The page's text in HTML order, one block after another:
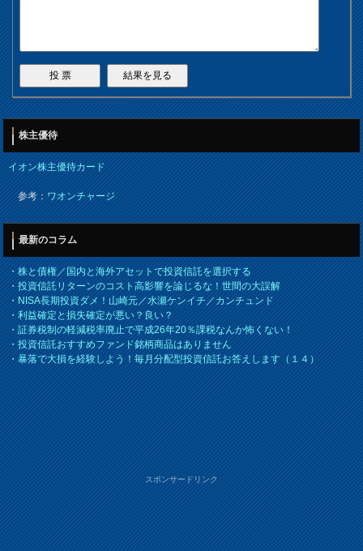
株主優待
イオン株主優待カード
参考：ワオンチャージ
最新のコラム
・株と債権／国内と海外アセットで投資信託を選択する
・投資信託リターンのコスト高影響を論じるな！世間の大誤解
・NISA長期投資ダメ！山崎元／水瀬ケンイチ／カンチュンド
・利益確定と損失確定が悪い？良い？
・証券税制の軽減税率廃止で平成26年20％課税なんか怖くない！
・投資信託おすすめファンド銘柄商品はありません
・暴落で大損を経験しよう！毎月分配型投資信託お答えします（１４）
スポンサードリンク